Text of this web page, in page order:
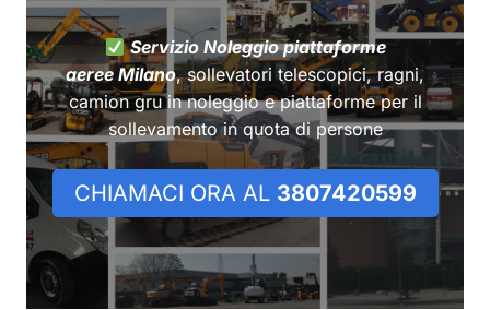
Servizio Noleggio piattaforme
aeree Milano, sollevatori telescopici, ragni,
camion gru in noleggio e piattaforme per il
sollevamento in quota di persone
CHIAMACI ORA AL 3807420599